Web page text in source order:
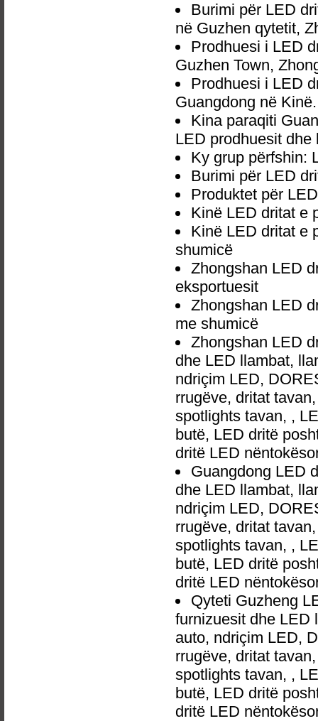
Burimi për LED
në Guzhen qytetit,
Prodhuesi i LED
Guzhen Town,
Prodhuesi i LED
Guangdong në Kinë.
Kina paraqiti
LED prodhuesit dhe
Ky grup përfshin:
Burimi për LED
Produktet për
Kinë LED dritat e
Kinë LED dritat e
shumicë
Zhongshan LED
eksportuesit
Zhongshan LED
me shumicë
Zhongshan LED
dhe LED llambat,
ndriçim LED,
rrugëve, dritat
spotlights tavan, ,
butë, LED dritë
dritë LED
Guangdong LED
dhe LED llambat,
ndriçim LED,
rrugëve, dritat
spotlights tavan, ,
butë, LED dritë
dritë LED
Qyteti Guzheng
furnizuesit dhe LED
auto, ndriçim LED,
rrugëve, dritat
spotlights tavan, ,
butë, LED dritë
dritë LED